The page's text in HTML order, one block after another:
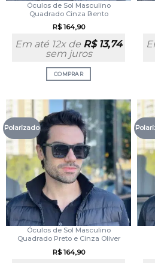
Óculos de Sol Masculino
Quadrado Cinza Bento
R$164,90
Em até 12x de R$13,74
sem juros
COMPRAR
Polarizado
Óculos de Sol Masculino
Quadrado Preto e Cinza Oliver
R$164,90